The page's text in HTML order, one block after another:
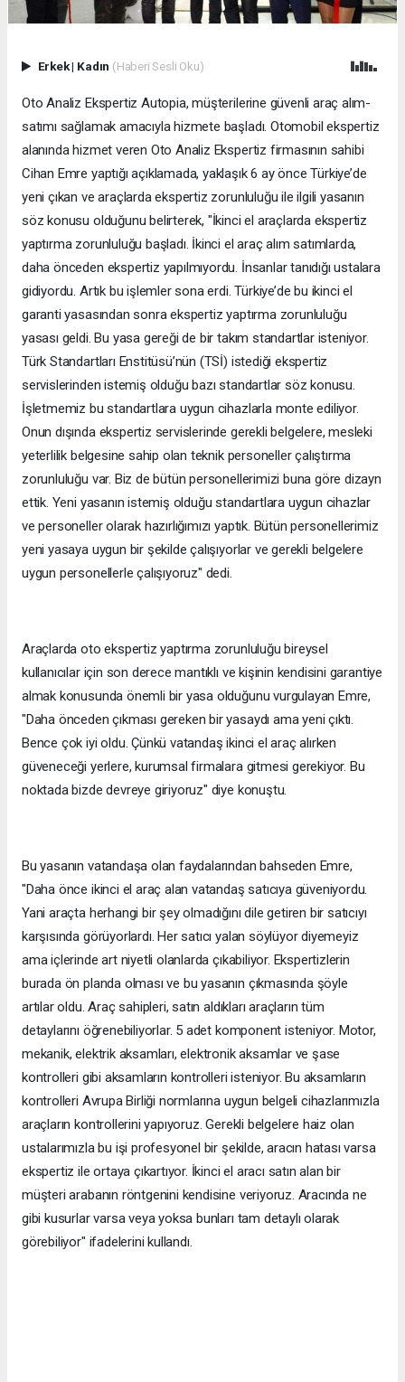
Erkek| Kadın (Haberi Sesli Oku)
Oto Analiz Ekspertiz Autopia, müşterilerine güvenli araç alım-
satımı sağlamak amacıyla hizmete başladı. Otomobil ekspertiz
alanında hizmet veren Oto Analiz Ekspertiz firmasının sahibi
Cihan Emre yaptığı açıklamada, yaklaşık 6 ay önce Türkiye’de
yeni çıkan ve araçlarda ekspertiz zorunluluğu ile ilgili yasanın
söz konusu olduğunu belirterek, "İkinci el araçlarda ekspertiz
yaptırma zorunluluğu başladı. İkinci el araç alım satımlarda,
daha önceden ekspertiz yapılmıyordu. İnsanlar tanıdığı ustalara
gidiyordu. Artık bu işlemler sona erdi. Türkiye’de bu ikinci el
garanti yasasından sonra ekspertiz yaptırma zorunluluğu
yasası geldi. Bu yasa gereği de bir takım standartlar isteniyor.
Türk Standartları Enstitüsü’nün (TSİ) istediği ekspertiz
servislerinden istemiş olduğu bazı standartlar söz konusu.
İşletmemiz bu standartlara uygun cihazlarla monte ediliyor.
Onun dışında ekspertiz servislerinde gerekli belgelere, mesleki
yeterlilik belgesine sahip olan teknik personeller çalıştırma
zorunluluğu var. Biz de bütün personellerimizi buna göre dizayn
ettik. Yeni yasanın istemiş olduğu standartlara uygun cihazlar
ve personeller olarak hazırlığımızı yaptık. Bütün personellerimiz
yeni yasaya uygun bir şekilde çalışıyorlar ve gerekli belgelere
uygun personellerle çalışıyoruz" dedi.
Araçlarda oto ekspertiz yaptırma zorunluluğu bireysel
kullanıcılar için son derece mantıklı ve kişinin kendisini garantiye
almak konusunda önemli bir yasa olduğunu vurgulayan Emre,
"Daha önceden çıkması gereken bir yasaydı ama yeni çıktı.
Bence çok iyi oldu. Çünkü vatandaş ikinci el araç alırken
güveneceği yerlere, kurumsal firmalara gitmesi gerekiyor. Bu
noktada bizde devreye giriyoruz" diye konuştu.
Bu yasanın vatandaşa olan faydalarından bahseden Emre,
"Daha önce ikinci el araç alan vatandaş satıcıya güveniyordu.
Yani araçta herhangi bir şey olmadığını dile getiren bir satıcıyı
karşısında görüyorlardı. Her satıcı yalan söylüyor diyemeyiz
ama içlerinde art niyetli olanlarda çıkabiliyor. Ekspertizlerin
burada ön planda olması ve bu yasanın çıkmasında şöyle
artılar oldu. Araç sahipleri, satın aldıkları araçların tüm
detaylarını öğrenebiliyorlar. 5 adet komponent isteniyor. Motor,
mekanik, elektrik aksamları, elektronik aksamlar ve şase
kontrolleri gibi aksamların kontrolleri isteniyor. Bu aksamların
kontrolleri Avrupa Birliği normlarına uygun belgeli cihazlarımızla
araçların kontrollerini yapıyoruz. Gerekli belgelere haiz olan
ustalarımızla bu işi profesyonel bir şekilde, aracın hatası varsa
ekspertiz ile ortaya çıkartıyor. İkinci el aracı satın alan bir
müşteri arabanın röntgenini kendisine veriyoruz. Aracında ne
gibi kusurlar varsa veya yoksa bunları tam detaylı olarak
görebiliyor" ifadelerini kullandı.